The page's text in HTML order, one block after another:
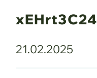
xEHrt3C24
21.02.2025